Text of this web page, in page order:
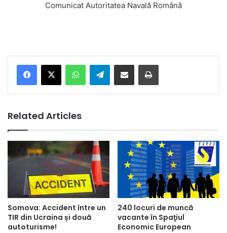
Comunicat Autoritatea Navală Română
Telegram
Related Articles
Somova: Accident între un
TIR din Ucraina și două
autoturisme!
240 locuri de muncă
vacante în Spaţiul
Economic European